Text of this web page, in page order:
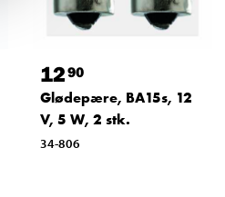
1290
Glødepære, BA15s, 12
V, 5 W, 2 stk.
34-806